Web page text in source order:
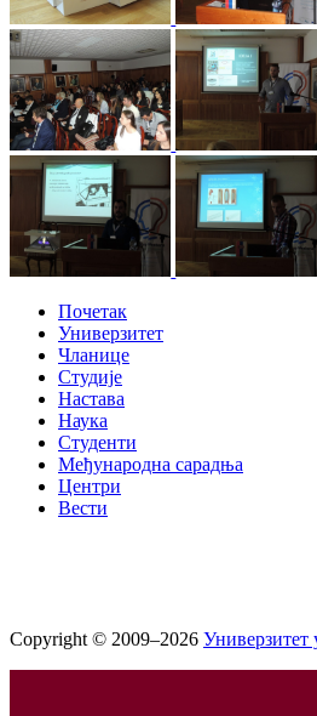
Почетак
Универзитет
Чланице
Студије
Настава
Наука
Студенти
Међународна сарадња
Центри
Вести
Copyright © 2009–2026 Универзитет